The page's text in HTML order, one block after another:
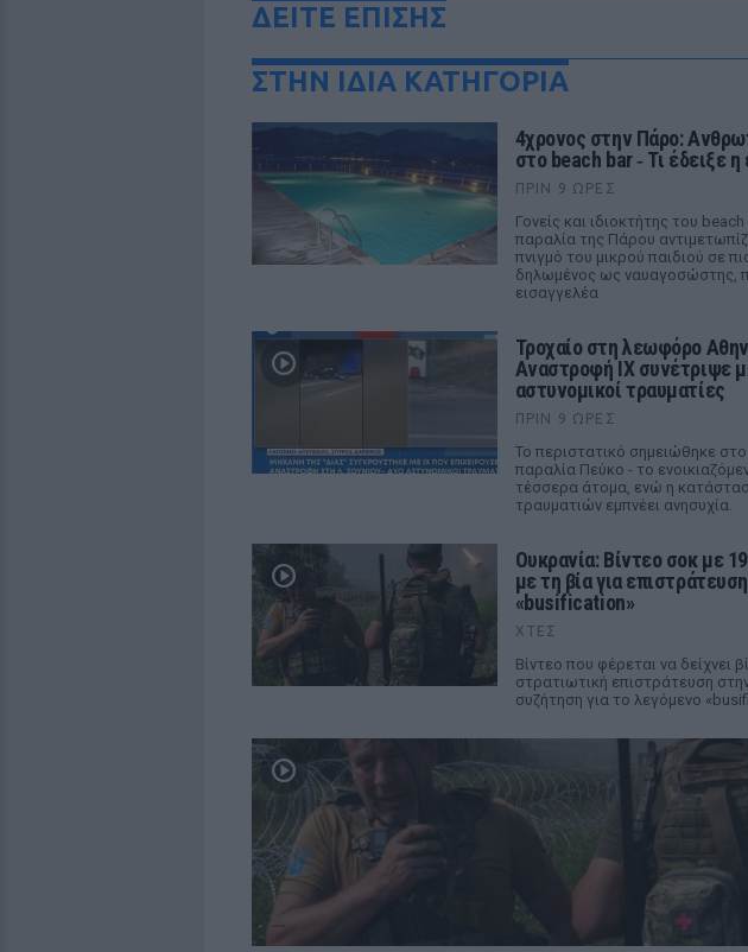
ΔΕΙΤΕ ΕΠΙΣΗΣ
ΣΤΗΝ ΙΔΙΑ ΚΑΤΗΓΟΡΙΑ
4χρονος στην Πάρο:
στο beach bar ‑ Τι έδειξε
ΠΡΙΝ 9 ΏΡΕΣ
Γονείς και ιδιοκτήτης του
παραλία της Πάρου
πνιγμό του μικρού παιδιού σε
δηλωμένος ως ναυαγοσώστης,
εισαγγελέα
Τροχαίο στη λεωφόρο
Αναστροφή ΙΧ συνέτριψε
αστυνομικοί τραυματίες
ΠΡΙΝ 9 ΏΡΕΣ
Το περιστατικό σημειώθηκε
παραλία Πεύκο - το
τέσσερα άτομα, ενώ η
τραυματιών εμπνέει ανησυχία.
Ουκρανία: Βίντεο σοκ με
με τη βία για επιστράτευση
«busification»
ΧΤΕΣ
Βίντεο που φέρεται να δείχνει
στρατιωτική επιστράτευση
συζήτηση για το λεγόμενο